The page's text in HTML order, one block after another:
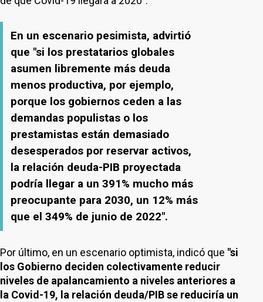
En un escenario pesimista, advirtió
que "si los prestatarios globales
asumen libremente más deuda
menos productiva, por ejemplo,
porque los gobiernos ceden a las
demandas populistas o los
prestamistas están demasiado
desesperados por reservar activos,
la relación deuda-PIB proyectada
podría llegar a un 391% mucho más
preocupante para 2030, un 12% más
que el 349% de junio de 2022".
Por último, en un escenario optimista, indicó que "si
los Gobierno deciden colectivamente reducir
niveles de apalancamiento a niveles anteriores a
la Covid-19, la relación deuda/PIB se reduciría un